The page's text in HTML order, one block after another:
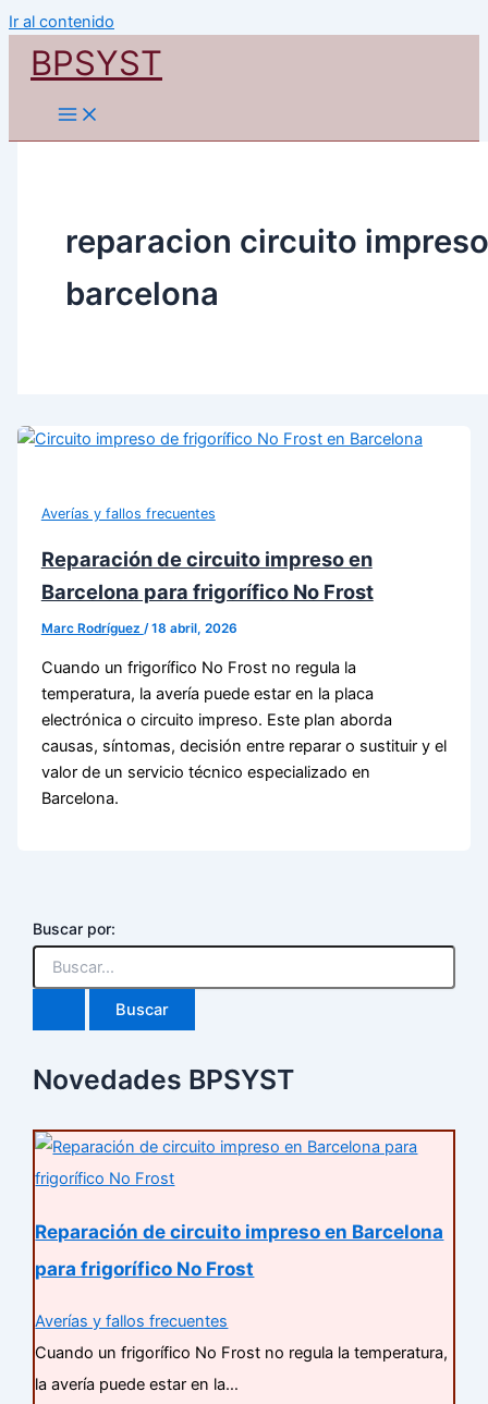
Ir al contenido
BPSYST
reparacion circuito impreso
barcelona
Averías y fallos frecuentes
Reparación de circuito impreso en
Barcelona para frigorífico No Frost
Marc Rodríguez /18 abril, 2026
Cuando un frigorífico No Frost no regula la
temperatura, la avería puede estar en la placa
electrónica o circuito impreso. Este plan aborda
causas, síntomas, decisión entre reparar o sustituir y el
valor de un servicio técnico especializado en
Barcelona.
Buscar por:
Novedades BPSYST
Reparación de circuito impreso en Barcelona
para frigorífico No Frost
Averías y fallos frecuentes
Cuando un frigorífico No Frost no regula la temperatura,
la avería puede estar en la…